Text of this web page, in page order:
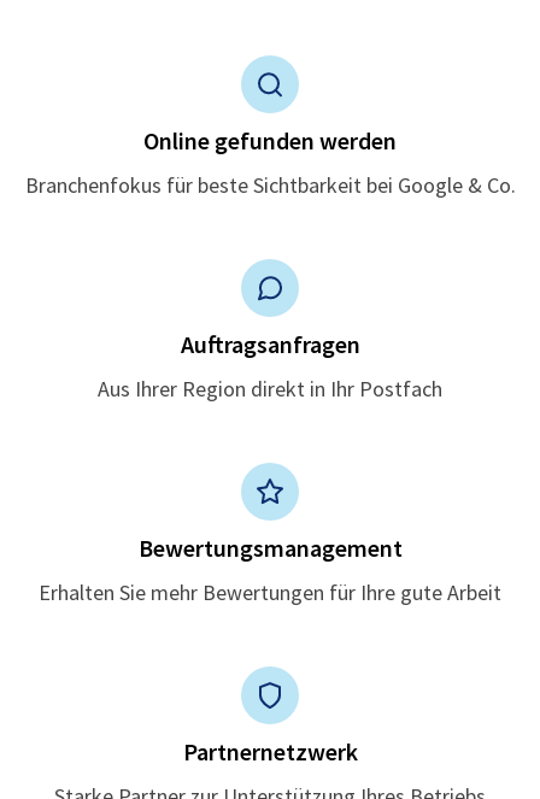
Online gefunden werden
Branchenfokus für beste Sichtbarkeit bei Google & Co.
Auftragsanfragen
Aus Ihrer Region direkt in Ihr Postfach
Bewertungsmanagement
Erhalten Sie mehr Bewertungen für Ihre gute Arbeit
Partnernetzwerk